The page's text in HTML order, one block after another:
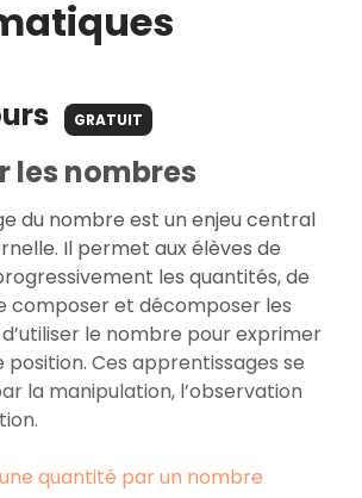
GRATUIT
les nombres
du nombre est un enjeu central
Il permet aux élèves de
les quantités, de
composer et décomposer les
le nombre pour exprimer
position. Ces apprentissages se
la manipulation, l’observation
quantité par un nombre